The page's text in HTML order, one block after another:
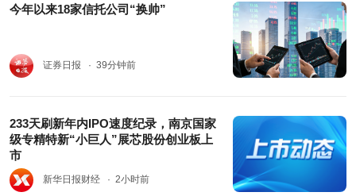
今年以来18家信托公司“换帅”
证券日报 · 39分钟前
233天刷新年内IPO速度纪录，南京国家
级专精特新“小巨人”展芯股份创业板上
市
新华日报财经 · 2小时前